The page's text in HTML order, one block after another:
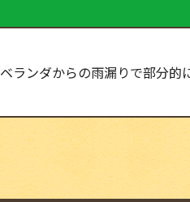
ベランダからの雨漏りで部分的